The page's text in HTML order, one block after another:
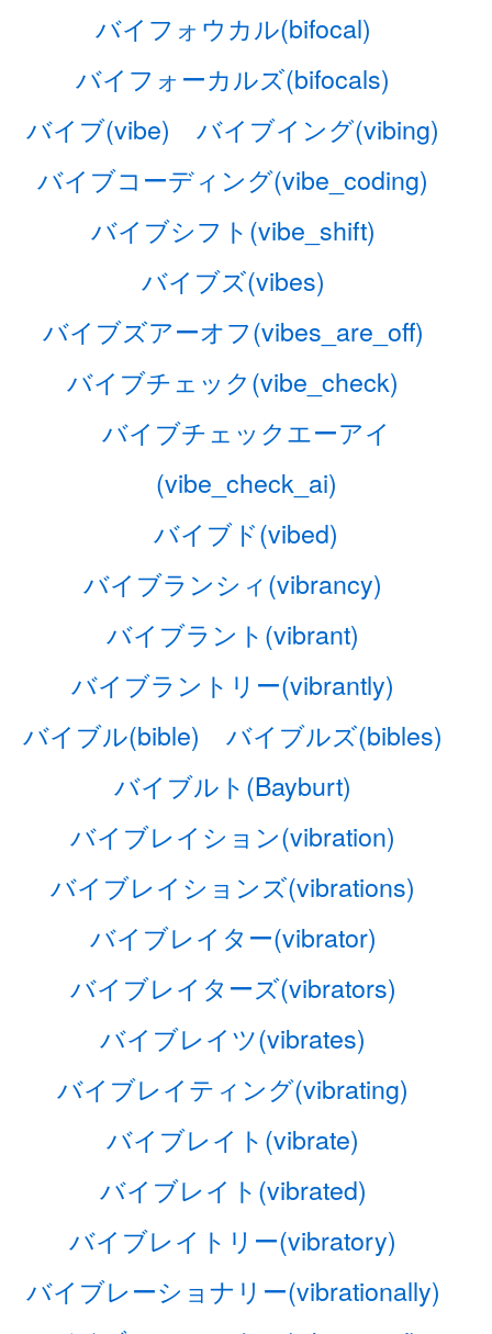
バイフォウカル(bifocal)
バイフォーカルズ(bifocals)
バイブ(vibe)
バイブイング(vibing)
バイブコーディング(vibe_coding)
バイブシフト(vibe_shift)
バイブズ(vibes)
バイブズアーオフ(vibes_are_off)
バイブチェック(vibe_check)
バイブチェックエーアイ
(vibe_check_ai)
バイブド(vibed)
バイブランシィ(vibrancy)
バイブラント(vibrant)
バイブラントリー(vibrantly)
バイブル(bible)
バイブルズ(bibles)
バイブルト(Bayburt)
バイブレイション(vibration)
バイブレイションズ(vibrations)
バイブレイター(vibrator)
バイブレイターズ(vibrators)
バイブレイツ(vibrates)
バイブレイティング(vibrating)
バイブレイト(vibrate)
バイブレイト(vibrated)
バイブレイトリー(vibratory)
バイブレーショナリー(vibrationally)